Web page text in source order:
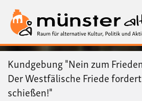
zum
Inhalt
Kundgebung "Nein zum
Der Westfälische Friede
schießen!"